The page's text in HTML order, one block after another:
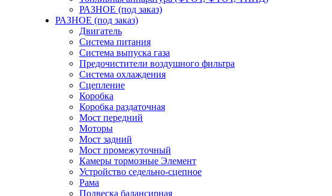
РАЗНОЕ (под заказ)
РАЗНОЕ (под заказ)
Двигатель
Система питания
Система выпуска газа
Предочистители воздушного фильтра
Система охлаждения
Сцепление
Коробка
Коробка раздаточная
Мост передний
Моторы
Мост задний
Мост промежуточный
Камеры тормозные Элемент
Устройство седельно-сцепное
Рама
Подвеска балансирная